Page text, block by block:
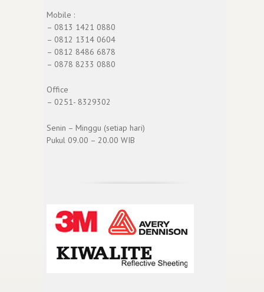
Mobile :
– 0813 1421 0880
– 0812 1314 0604
– 0812 8486 6878
– 0878 8233 0880
Office
– 0251- 8329302
Senin – Minggu (setiap hari)
Pukul 09.00 – 20.00 WIB